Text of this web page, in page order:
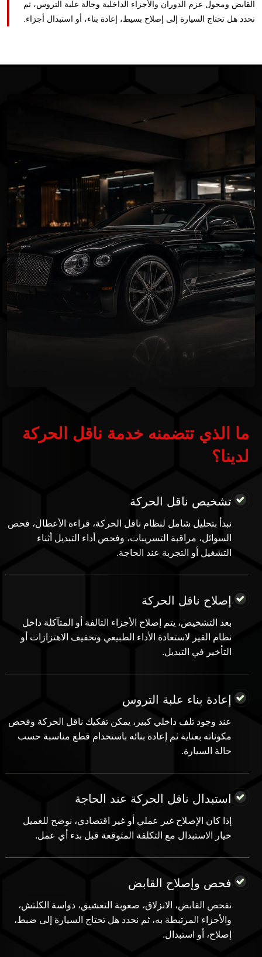
القابض ومحول عزم الدوران والأجزاء الداخلية وحالة علبة التروس، ثم
نحدد هل تحتاج السيارة إلى إصلاح بسيط، إعادة بناء، أو استبدال أجزاء.
ما الذي تتضمنه خدمة ناقل الحركة
لدينا؟
تشخيص ناقل الحركة
نبدأ بتحليل شامل لنظام ناقل الحركة، قراءة الأعطال، فحص
السوائل، مراقبة التسريبات، وفحص أداء التبديل أثناء
التشغيل أو التجربة عند الحاجة.
إصلاح ناقل الحركة
بعد التشخيص، يتم إصلاح الأجزاء التالفة أو المتآكلة داخل
نظام القير لاستعادة الأداء الطبيعي وتخفيف الاهتزازات أو
التأخير في التبديل.
إعادة بناء علبة التروس
عند وجود تلف داخلي كبير، يمكن تفكيك ناقل الحركة وفحص
مكوناته بعناية ثم إعادة بنائه باستخدام قطع مناسبة حسب
حالة السيارة.
استبدال ناقل الحركة عند الحاجة
إذا كان الإصلاح غير عملي أو غير اقتصادي، نوضح للعميل
خيار الاستبدال مع التكلفة المتوقعة قبل بدء أي عمل.
فحص وإصلاح القابض
نفحص القابض، الانزلاق، صعوبة التعشيق، دواسة الكلتش،
والأجزاء المرتبطة به، ثم نحدد هل تحتاج السيارة إلى ضبط،
إصلاح، أو استبدال.